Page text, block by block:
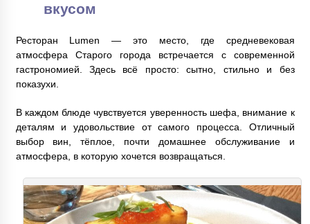
вкусом
Ресторан Lumen — это место, где средневековая
атмосфера Старого города встречается с современной
гастрономией. Здесь всё просто: сытно, стильно и без
показухи.
В каждом блюде чувствуется уверенность шефа, внимание к
деталям и удовольствие от самого процесса. Отличный
выбор вин, тёплое, почти домашнее обслуживание и
атмосфера, в которую хочется возвращаться.